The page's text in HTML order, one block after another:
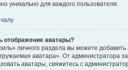
уникально для каждого пользователя.
отображение аватары?
личного раздела вы можете
аватара». От администратора
аватары, свяжитесь с